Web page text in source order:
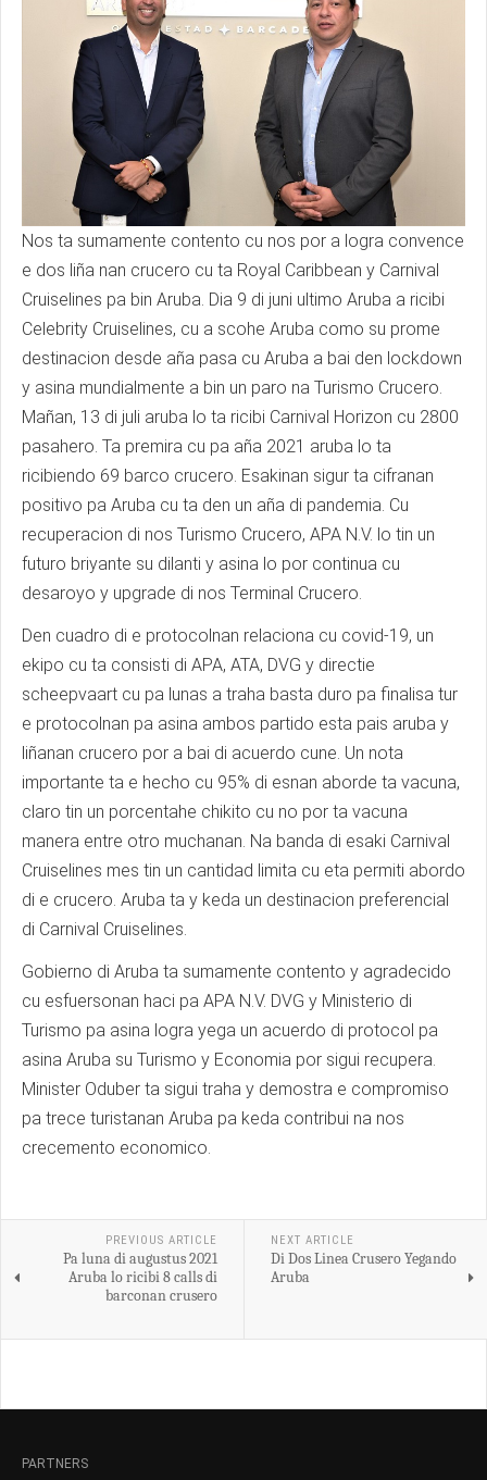
Nos ta sumamente contento cu nos por a logra convence
e dos liña nan crucero cu ta Royal Caribbean y Carnival
Cruiselines pa bin Aruba. Dia 9 di juni ultimo Aruba a ricibi
Celebrity Cruiselines, cu a scohe Aruba como su prome
destinacion desde aña pasa cu Aruba a bai den lockdown
y asina mundialmente a bin un paro na Turismo Crucero.
Mañan, 13 di juli aruba lo ta ricibi Carnival Horizon cu 2800
pasahero. Ta premira cu pa aña 2021 aruba lo ta
ricibiendo 69 barco crucero. Esakinan sigur ta cifranan
positivo pa Aruba cu ta den un aña di pandemia. Cu
recuperacion di nos Turismo Crucero, APA N.V. lo tin un
futuro briyante su dilanti y asina lo por continua cu
desaroyo y upgrade di nos Terminal Crucero.
Den cuadro di e protocolnan relaciona cu covid-19, un
ekipo cu ta consisti di APA, ATA, DVG y directie
scheepvaart cu pa lunas a traha basta duro pa finalisa tur
e protocolnan pa asina ambos partido esta pais aruba y
liñanan crucero por a bai di acuerdo cune. Un nota
importante ta e hecho cu 95% di esnan aborde ta vacuna,
claro tin un porcentahe chikito cu no por ta vacuna
manera entre otro muchanan. Na banda di esaki Carnival
Cruiselines mes tin un cantidad limita cu eta permiti abordo
di e crucero. Aruba ta y keda un destinacion preferencial
di Carnival Cruiselines.
Gobierno di Aruba ta sumamente contento y agradecido
cu esfuersonan haci pa APA N.V. DVG y Ministerio di
Turismo pa asina logra yega un acuerdo di protocol pa
asina Aruba su Turismo y Economia por sigui recupera.
Minister Oduber ta sigui traha y demostra e compromiso
pa trece turistanan Aruba pa keda contribui na nos
crecemento economico.
PREVIOUS ARTICLE
Pa luna di augustus 2021
Aruba lo ricibi 8 calls di
barconan crusero
NEXT ARTICLE
Di Dos Linea Crusero Yegando
Aruba
PARTNERS